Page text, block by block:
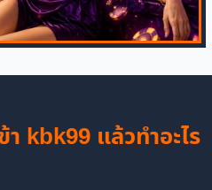
kbk99 แล้วทำอะไร